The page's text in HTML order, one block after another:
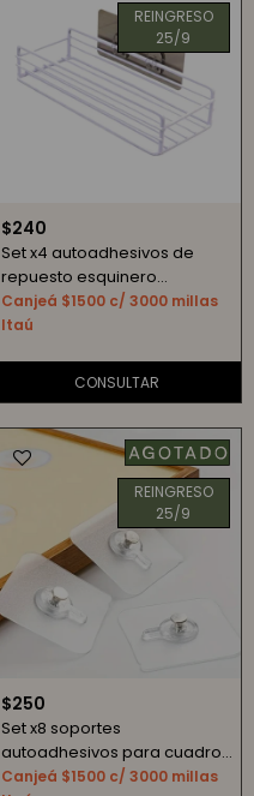
REINGRESO
25/9
$240
Set x4 autoadhesivos de
repuesto esquinero
organizador
Canjeá $1500 c/ 3000 millas
Itaú
REINGRESO
25/9
$250
Set x8 soportes
autoadhesivos para cuadros
sin perforaciones
Canjeá $1500 c/ 3000 millas